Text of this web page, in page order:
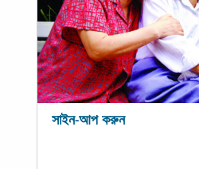
সাইন-আপ করুন